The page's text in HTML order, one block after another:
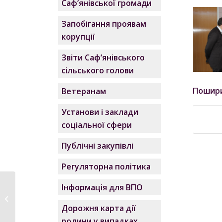
Саф’янівської громади
Запобігання проявам
корупції
Звіти Саф’янівського
сільського голови
Ветеранам
Установи і заклади
соціальної сфери
Публічні закупівлі
Регуляторна політика
Інформація для ВПО
Дорожня карта дії
У Саф’янівській